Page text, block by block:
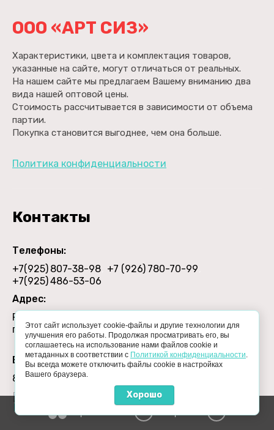
Сравнение 0 Корзина 0
ООО «АРТ СИЗ»
Характеристики, цвета и комплектация товаров,
указанные на сайте, могут отличаться от реальных.
На нашем сайте мы предлагаем Вашему вниманию два
вида нашей оптовой цены.
Стоимость рассчитывается в зависимости от объема
партии.
Покупка становится выгоднее, чем она больше.
Политика конфиденциальности
Контакты
Телефоны:
+7(925) 807-38-98 +7 (926) 780-70-99
+7(925)486-53-06
Адрес:
Россия, Московская обл., Люберцы, Машковский
проезд, д.1
Время работы:
8:00-17:00, Пн-Пт
Этот сайт использует cookie-файлы и другие технологии для
улучшения его работы. Продолжая просматривать его, вы
соглашаетесь на использование нами файлов cookie и
метаданных в соответствии с Политикой конфиденциальности.
Вы всегда можете отключить файлы cookie в настройках
Вашего браузера.
Хорошо